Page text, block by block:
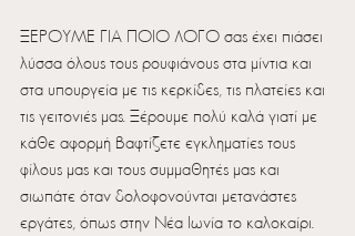
ΞΕΡΟΥΜΕ ΓΙΑ ΠΟΙΟ ΛΟΓΟ σας έχει πιάσει
λύσσα όλους τους ρουφιάνους στα µίντια και
στα υπουργεία µε τις κερκίδες, τις πλατείες και
τις γειτονιές µας. Ξέρουµε πολύ καλά γιατί µε
κάθε αφορµή βαφτίζετε εγκληµατίες τους
φίλους µας και τους συµµαθητές µας και
σιωπάτε όταν δολοφονούνται µετανάστες
εργάτες, όπως στην Νέα Ιωνία το καλοκαίρι.